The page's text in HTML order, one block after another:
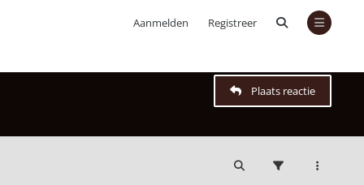
Aanmelden Registreer
Plaats reactie